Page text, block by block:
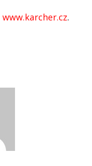
www.karcher.cz.